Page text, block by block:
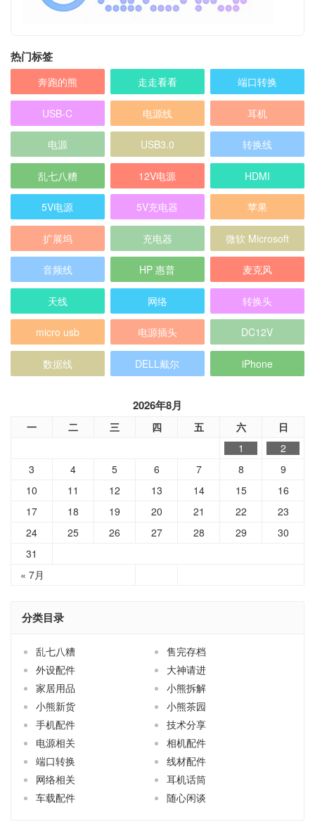
热门标签
奔跑的熊 走走看看 端口转换
USB-C 电源线 耳机
电源 USB3.0 转换线
乱七八糟 12V电源 HDMI
5V电源 5V充电器 苹果
扩展坞 充电器 微软 Microsoft
音频线 HP 惠普 麦克风
天线 网络 转换头
micro usb 电源插头 DC12V
数据线 DELL戴尔 iPhone
2026年8月
一 二 三 四 五 六 日
« 7月
1
2
3
4 5 6 7 8
9
10
11 12 13 14 15
16
17
18 19 20 21 22
23
24
25 26 27 28 29
30
31
分类目录
乱七八糟
售完存档
外设配件
大神请进
家居用品
小熊拆解
小熊新货
小熊茶园
手机配件
技术分享
电源相关
相机配件
端口转换
线材配件
网络相关
耳机话筒
车载配件
随心闲谈